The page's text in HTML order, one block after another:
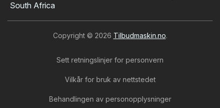
South Africa
Copyright © 2026 Tilbudmaskin.no.
Sett retningslinjer for personvern
Vilkår for bruk av nettstedet
Behandlingen av personopplysninger